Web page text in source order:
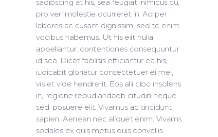
sadipscing at his, sea feugiat inimicus cu,
pro veri molestie ocurreret in. Ad per
labores ac cusam dignissim, sed te enim
vocibus habemus. Ut his elit nulla
appellantur, contentiones consequuntur
id sea. Dicat facilisis efficiantur ea his,
iudicabit gloriatur consectetuer ei mei,
vis et vide hendrerit. Eos alii cibo insolens
in, regione repudiandaeb citudin neque
sed, posuere elit. Vivamus ac tincidunt
sapien. Aenean nec aliquet enim. Vivams
sodales ex quis metus euis convallis.